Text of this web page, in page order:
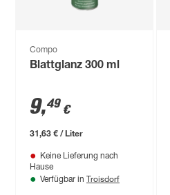
Compo
Blattglanz 300 ml
9,49 €
31,63 € / Liter
Keine Lieferung nach
Hause
Verfügbar in Troisdorf